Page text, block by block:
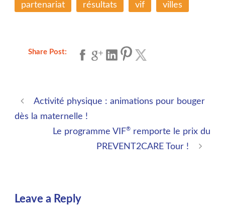
partenariat
résultats vif villes
Share Post:
Activité physique : animations pour bouger
dès la maternelle !
Le programme VIF® remporte le prix du
PREVENT2CARE Tour !
Leave a Reply